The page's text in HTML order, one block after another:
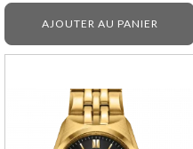
AJOUTER AU PANIER